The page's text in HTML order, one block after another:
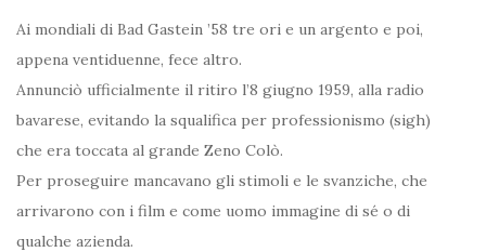
Ai mondiali di Bad Gastein ’58 tre ori e un argento e poi,
appena ventiduenne, fece altro.
Annunciò ufficialmente il ritiro l’8 giugno 1959, alla radio
bavarese, evitando la squalifica per professionismo (sigh)
che era toccata al grande Zeno Colò.
Per proseguire mancavano gli stimoli e le svanziche, che
arrivarono con i film e come uomo immagine di sé o di
qualche azienda.